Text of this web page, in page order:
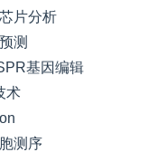
片分析
测
基因编辑
术
测序